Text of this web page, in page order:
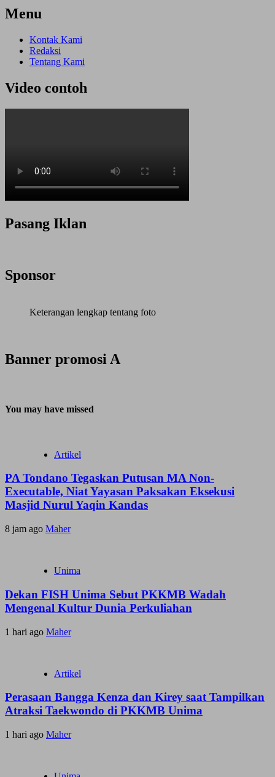
Menu
Kontak Kami
Redaksi
Tentang Kami
Video contoh
Pasang Iklan
Sponsor
Keterangan lengkap tentang foto
Banner promosi A
You may have missed
Artikel
PA Tondano Tegaskan Putusan MA Non-
Executable, Niat Yayasan Paksakan Eksekusi
Masjid Nurul Yaqin Kandas
8 jam ago Maher
Unima
Dekan FISH Unima Sebut PKKMB Wadah
Mengenal Kultur Dunia Perkuliahan
1 hari ago Maher
Artikel
Perasaan Bangga Kenza dan Kirey saat Tampilkan
Atraksi Taekwondo di PKKMB Unima
1 hari ago Maher